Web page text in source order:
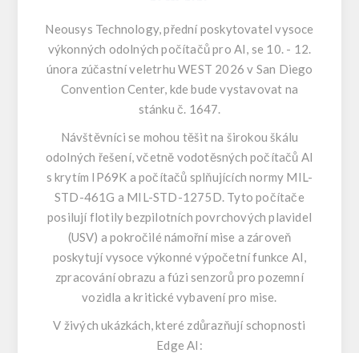
Neousys Technology, přední poskytovatel vysoce
výkonných odolných počítačů pro AI, se 10. - 12.
února zúčastní veletrhu WEST 2026 v San Diego
Convention Center, kde bude vystavovat na
stánku č. 1647.
Návštěvníci se mohou těšit na širokou škálu
odolných řešení, včetně vodotěsných počítačů AI
s krytím IP69K a počítačů splňujících normy MIL-
STD-461G a MIL-STD-1275D. Tyto počítače
posilují flotily bezpilotních povrchových plavidel
(USV) a pokročilé námořní mise a zároveň
poskytují vysoce výkonné výpočetní funkce AI,
zpracování obrazu a fúzi senzorů pro pozemní
vozidla a kritické vybavení pro mise.
V živých ukázkách, které zdůrazňují schopnosti
Edge AI: